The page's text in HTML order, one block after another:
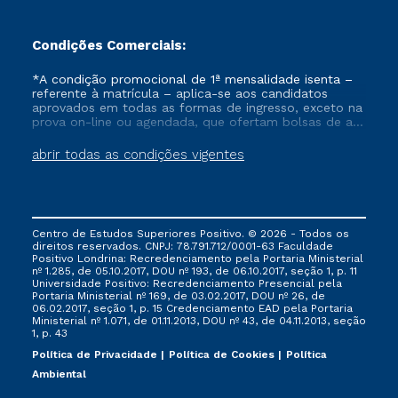
Condições Comerciais:
abrir todas as condições vigentes
*A condição promocional de 1ª mensalidade isenta –
referente à matrícula – aplica-se aos candidatos
aprovados em todas as formas de ingresso, exceto na
prova on-line ou agendada, que ofertam bolsas de até
vigente, que ainda não tenham efetivado e/ou não
tenham cancelado ou trancado sua matrícula em uma
via FIES, Prouni e outros programas governamentais, e
não se acumula com nenhuma outra campanha
ofertada pela Instituição.
Centro de Estudos Superiores Positivo. © 2026 - Todos os
direitos reservados. CNPJ: 78.791.712/0001-63 Faculdade
Positivo Londrina: Recredenciamento pela Portaria Ministerial
nº 1.285, de 05.10.2017, DOU nº 193, de 06.10.2017, seção 1, p. 11
Universidade Positivo: Recredenciamento Presencial ​pela
Portaria Ministerial nº 169, de 03.02.2017, DOU nº 26, de
06.02.2017, seção 1, p. 15 Credenciamento EAD pela Portaria
Ministerial nº 1.071, de 01.11.2013, DOU nº 43, de 04.11.2013, seção
1, p. 43
Política de Privacidade
Política de Cookies
Política
Ambiental